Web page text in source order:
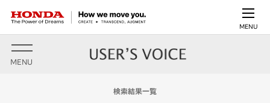
MENU
MENU
検索結果一覧